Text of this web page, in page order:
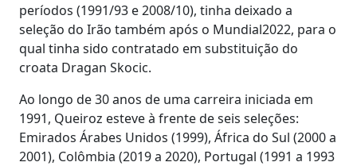
períodos (1991/93 e 2008/10), tinha deixado a
seleção do Irão também após o Mundial2022, para o
qual tinha sido contratado em substituição do
croata Dragan Skocic.
Ao longo de 30 anos de uma carreira iniciada em
1991, Queiroz esteve à frente de seis seleções:
Emirados Árabes Unidos (1999), África do Sul (2000 a
2001), Colômbia (2019 a 2020), Portugal (1991 a 1993